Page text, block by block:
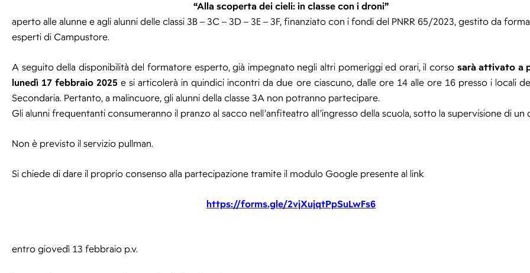
“Alla scoperta dei cieli: in classe con i droni”
aperto alle alunne e agli alunni delle classi 3B – 3C – 3D – 3E – 3F, finanziato con i fondi del PNRR 65/2023, gestito da
esperti di Campustore.
A seguito della disponibilità del formatore esperto, già impegnato negli altri pomeriggi ed orari, il corso sarà attivato a
lunedì 17 febbraio 2025 e si articolerà in quindici incontri da due ore ciascuno, dalle ore 14 alle ore 16 presso i locali
Secondaria. Pertanto, a malincuore, gli alunni della classe 3A non potranno partecipare.
Gli alunni frequentanti consumeranno il pranzo al sacco nell’anfiteatro all’ingresso della scuola, sotto la supervisione di un
Non è previsto il servizio pullman.
Si chiede di dare il proprio consenso alla partecipazione tramite il modulo Google presente al link
https://forms.gle/2vjXujqtPpSuLwFs6
entro giovedì 13 febbraio p.v.